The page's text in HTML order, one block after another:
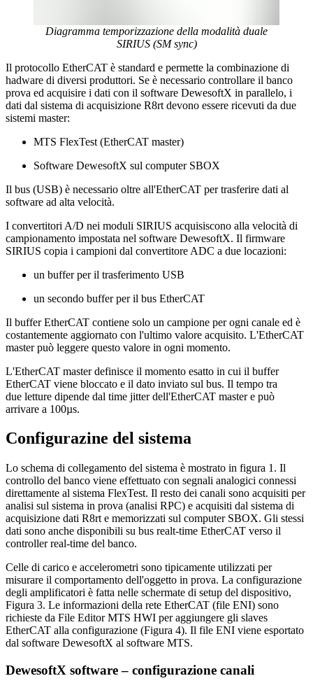
Diagramma temporizzazione della modalità duale
SIRIUS (SM sync)
Il protocollo EtherCAT è standard e permette la combinazione di
hadware di diversi produttori. Se è necessario controllare il banco
prova ed acquisire i dati con il software DewesoftX in parallelo, i
dati dal sistema di acquisizione R8rt devono essere ricevuti da due
sistemi master:
MTS FlexTest (EtherCAT master)
Software DewesoftX sul computer SBOX
Il bus (USB) è necessario oltre all'EtherCAT per trasferire dati al
software ad alta velocità.
I convertitori A/D nei moduli SIRIUS acquisiscono alla velocità di
campionamento impostata nel software DewesoftX. Il firmware
SIRIUS copia i campioni dal convertitore ADC a due locazioni:
un buffer per il trasferimento USB
un secondo buffer per il bus EtherCAT
Il buffer EtherCAT contiene solo un campione per ogni canale ed è
costantemente aggiornato con l'ultimo valore acquisito. L'EtherCAT
master può leggere questo valore in ogni momento.
L'EtherCAT master definisce il momento esatto in cui il buffer
EtherCAT viene bloccato e il dato inviato sul bus. Il tempo tra
due letture dipende dal time jitter dell'EtherCAT master e può
arrivare a 100µs.
Configurazine del sistema
Lo schema di collegamento del sistema è mostrato in figura 1. Il
controllo del banco viene effettuato con segnali analogici connessi
direttamente al sistema FlexTest. Il resto dei canali sono acquisiti per
analisi sul sistema in prova (analisi RPC) e acquisiti dal sistema di
acquisizione dati R8rt e memorizzati sul computer SBOX. Gli stessi
dati sono anche disponibili su bus realt-time EtherCAT verso il
controller real-time del banco.
Celle di carico e accelerometri sono tipicamente utilizzati per
misurare il comportamento dell'oggetto in prova. La configurazione
degli amplificatori è fatta nelle schermate di setup del dispositivo,
Figura 3. Le informazioni della rete EtherCAT (file ENI) sono
richieste da File Editor MTS HWI per aggiungere gli slaves
EtherCAT alla configurazione (Figura 4). Il file ENI viene esportato
dal software DewesoftX al software MTS.
DewesoftX software – configurazione canali